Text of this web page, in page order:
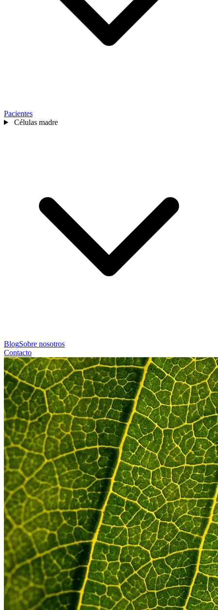
Pacientes
Células madre
BlogSobre nosotros
Contacto